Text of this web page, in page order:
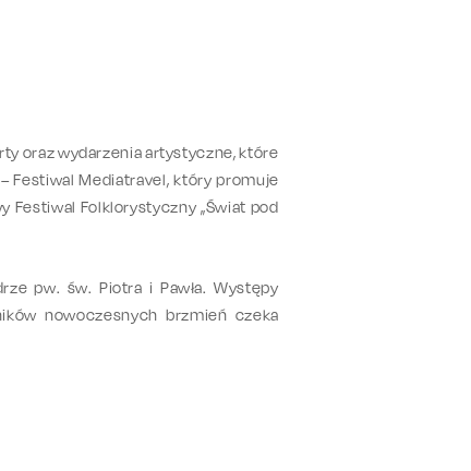
oraz wydarzenia artystyczne, które
Festiwal Mediatravel, który promuje
Festiwal Folklorystyczny „Świat pod
pw. św. Piotra i Pawła. Występy
nowoczesnych brzmień czeka